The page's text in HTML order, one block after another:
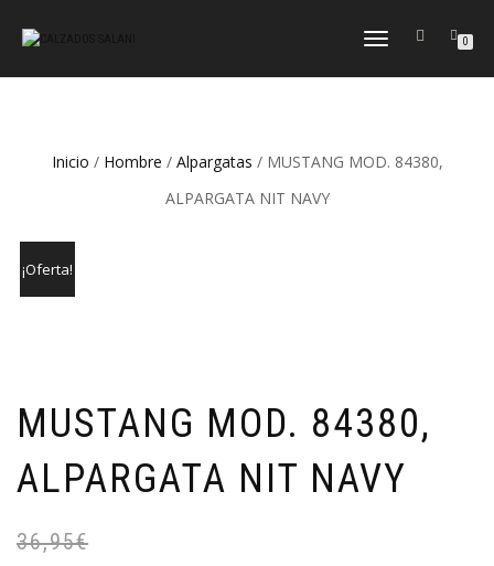
CAMBIAR
0
Inicio / Hombre / Alpargatas / MUSTANG MOD. 84380,
ALPARGATA NIT NAVY
¡Oferta!
MUSTANG MOD. 84380,
ALPARGATA NIT NAVY
36,95€